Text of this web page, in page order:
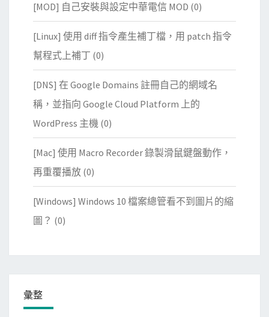
[MOD] 自己安裝與設定中華電信 MOD (0)
[Linux] 使用 diff 指令產生補丁檔，用 patch 指令
幫程式上補丁 (0)
[DNS] 在 Google Domains 註冊自己的網域名
稱，並指向 Google Cloud Platform 上的
WordPress 主機 (0)
[Mac] 使用 Macro Recorder 錄製滑鼠鍵盤動作，
再重覆播放 (0)
[Windows] Windows 10 檔案總管看不到圖片的縮
圖？ (0)
彙整